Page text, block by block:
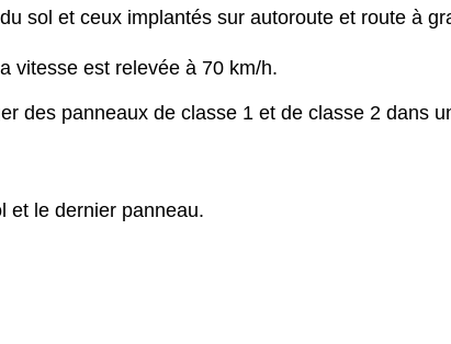
sol et ceux implantés sur autoroute et route à
vitesse est relevée à 70 km/h.
des panneaux de classe 1 et de classe 2 dans
et le dernier panneau.